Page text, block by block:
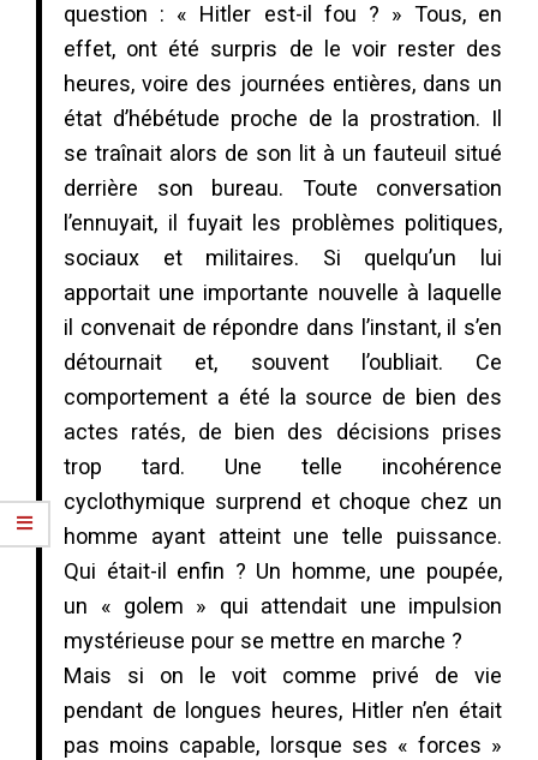
question : « Hitler est-il fou ? » Tous, en
effet, ont été surpris de le voir rester des
heures, voire des journées entières, dans un
état d’hébétude proche de la prostration. Il
se traînait alors de son lit à un fauteuil situé
derrière son bureau. Toute conversation
l’ennuyait, il fuyait les problèmes politiques,
sociaux et militaires. Si quelqu’un lui
apportait une importante nouvelle à laquelle
il convenait de répondre dans l’instant, il s’en
détournait et, souvent l’oubliait. Ce
comportement a été la source de bien des
actes ratés, de bien des décisions prises
trop tard. Une telle incohérence
cyclothymique surprend et choque chez un
homme ayant atteint une telle puissance.
Qui était-il enfin ? Un homme, une poupée,
un « golem » qui attendait une impulsion
mystérieuse pour se mettre en marche ?
Mais si on le voit comme privé de vie
pendant de longues heures, Hitler n’en était
pas moins capable, lorsque ses « forces »